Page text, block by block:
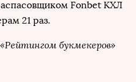
Fonbet КХЛ
21 раз.
«Рейтингом букмекеров»